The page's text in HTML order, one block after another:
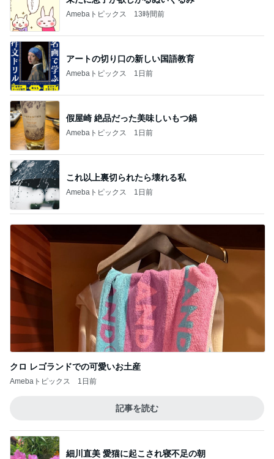
Amebaトピックス 13時間前
アートの切り口の新しい国語教育
Amebaトピックス 1日前
假屋崎 絶品だった美味しいもつ鍋
Amebaトピックス 1日前
これ以上裏切られたら壊れる私
Amebaトピックス 1日前
クロ レゴランドでの可愛いお土産
Amebaトピックス 1日前
記事を読む
細川直美 愛猫に起こされ寝不足の朝